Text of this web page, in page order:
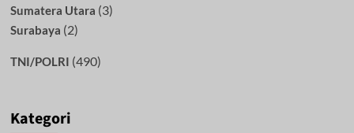
Sumatera Utara (3)
Surabaya (2)
TNI/POLRI (490)
Kategori